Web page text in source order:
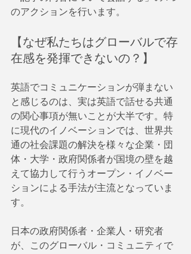
のアクションを行います。
【なぜ私たちはグローバルで存
在感を発揮できないの？】
英語でコミュニケーションが弾まない
と感じるのは、実は英語で話せる共通
の関心事項が無いことが大半です。特
に現代のイノベーションでは、世界共
通の社会課題の解決を様々な企業・団
体・大学・政府関係者が国境の壁を越
えて協力して行うオープン・イノベー
ションによる手法が主流となっていま
す。
日本の政府関係者・企業人・研究者
が、このグローバル・コミュニティで